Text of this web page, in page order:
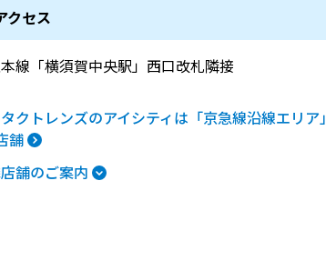
クセス
線「横須賀中央駅」西口改札隣接
クトレンズのアイシティは「京急線沿線エリア」
舗
舗のご案内